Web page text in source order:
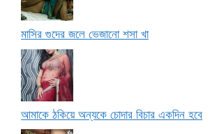
মাসির গুদের জলে ভেজানো শসা খা
আমাকে ঠকিয়ে অন্যকে চোদার বিচার একদিন হবে